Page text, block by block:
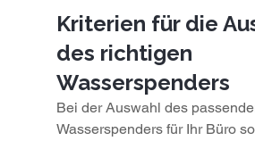
Kriterien für die
des richtigen
Wasserspenders
Bei der Auswahl des
Wasserspenders für Ihr Büro